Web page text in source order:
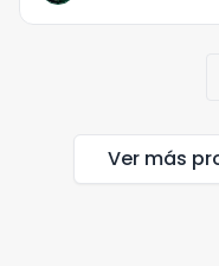
Ver más